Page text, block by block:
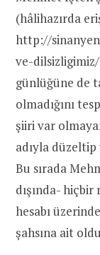
(hâlihazırda
http://
ve-
günlüğüne de
olmadığını
şiiri var
adıyla
Bu sırada
dışında-
hesabı
şahsına ait